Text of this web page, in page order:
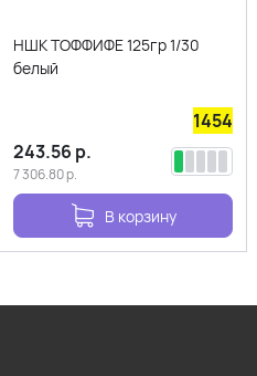
НШК ТОФФИФЕ 125гр 1/30
белый
1454
243.56 р.
7 306.80р.
В корзину